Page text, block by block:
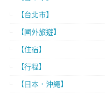
【台北市】
【國外旅遊】
【住宿】
【行程】
【日本．沖繩】